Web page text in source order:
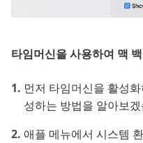
타임머신을 사용하여 맥
먼저 타임머신을 활성
성하는 방법을 알아보
애플 메뉴에서 시스템